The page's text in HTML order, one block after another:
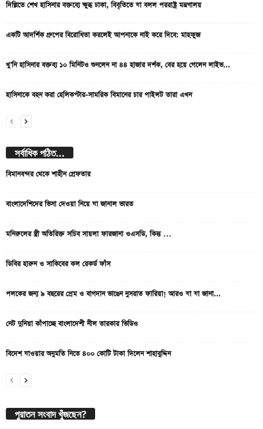
দিল্লিতে শেখ হাসিনার বক্তব্যে ক্ষুব্ধ ঢাকা, বিবৃতিতে যা বলল পররাষ্ট্র মন্ত্রণালয়
একটি আদর্শিক গ্রুপের বিরোধিতা করলেই আপনাকে নাই করে দিবে: মাহফুজ
খু’নি হাসিনার বক্তব্য ১০ মিনিটও শুনলেন না ৪৪ হাজার দর্শক, বের হয়ে গেলেন লাইভ...
হাসিনাকে বহন করা হেলিকপ্টার-সামরিক বিমানের চার পাইলট তারা এখন
সর্বাধিক পঠিত...
বিমানবন্দর থেকে শাহীন গ্রেফতার
বাংলাদেশিদের ভিসা দেওয়া নিয়ে যা জানাল ভারত
মনিরুলের স্ত্রী অতিরিক্ত সচিব সায়লা ফারজানা ওএসডি, কিন্তু …
ডিবির হারুন ও সাকিবের কল রেকর্ড ফাঁস
পলকের জন্য ৯ বছরের প্রেম ও বাগদান ভাঙেন নুসরাত ফারিয়া! আরও যা যা জানা...
নেট দুনিয়া কাঁপাচ্ছে বাংলাদেশী নীল তারকার ভিডিও
বিদেশ যাওয়ার অনুমতি নিতে ৪০০ কোটি টাকা দিলেন শাহাবুদ্দিন
পুরাতন সংবাদ খুঁজছেন?